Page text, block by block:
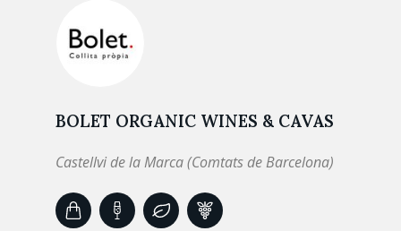
BOLET ORGANIC WINES & CAVAS
Castellvi de la Marca (Comtats de Barcelona)